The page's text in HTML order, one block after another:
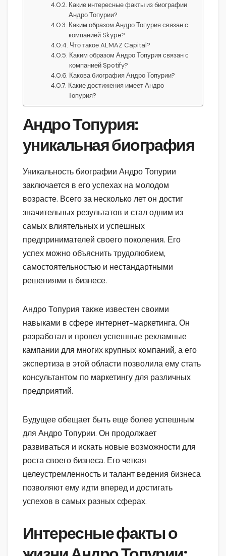
Какие интересные факты из биографии
Андро Топурии?
Каким образом Андро Топурия связан с
компанией Skype?
Что такое ALMAZ Capital?
Каким образом Андро Топурия связан с
компанией Spotify?
Какова биография Андро Топурии?
Какие достижения имеет Андро
Топурия?
Андро Топурия:
уникальная биография
Уникальность биографии Андро Топурии
заключается в его успехах на молодом
возрасте. Всего за несколько лет он достиг
значительных результатов и стал одним из
самых влиятельных и успешных
предпринимателей своего поколения. Его
успех можно объяснить трудолюбием,
самостоятельностью и нестандартными
решениями в бизнесе.
Андро Топурия также известен своими
навыками в сфере интернет-маркетинга. Он
разработал и провел успешные рекламные
кампании для многих крупных компаний, а его
экспертиза в этой области позволила ему стать
консультантом по маркетингу для различных
предприятий.
Будущее обещает быть еще более успешным
для Андро Топурии. Он продолжает
развиваться и искать новые возможности для
роста своего бизнеса. Его четкая
целеустремленность и талант ведения бизнеса
позволяют ему идти вперед и достигать
успехов в самых разных сферах.
Интересные факты о